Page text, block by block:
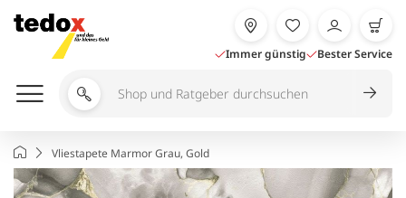
Inhalt
springen
Immer günstig Bester Service
Shop
durchsuchen
StartseiteVliestapete Marmor Grau, Gold